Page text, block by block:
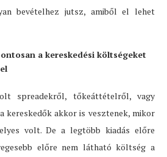
bevételhez jutsz, amiből el lehet
a kereskedési költségeket
spreadekről, tőkeáttételről, vagy
akkor is vesztenek, mikor
volt. De a legtöbb kiadás előre
előre nem látható költség a